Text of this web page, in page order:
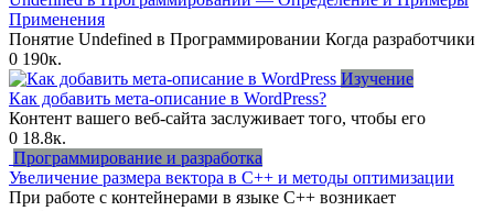
Применения
Понятие Undefined в Программировании Когда разработчики
0 190к.
Изучение
Как добавить мета-описание в WordPress?
Контент вашего веб-сайта заслуживает того, чтобы его
0 18.8к.
Программирование и разработка
Увеличение размера вектора в C++ и методы оптимизации
При работе с контейнерами в языке C++ возникает